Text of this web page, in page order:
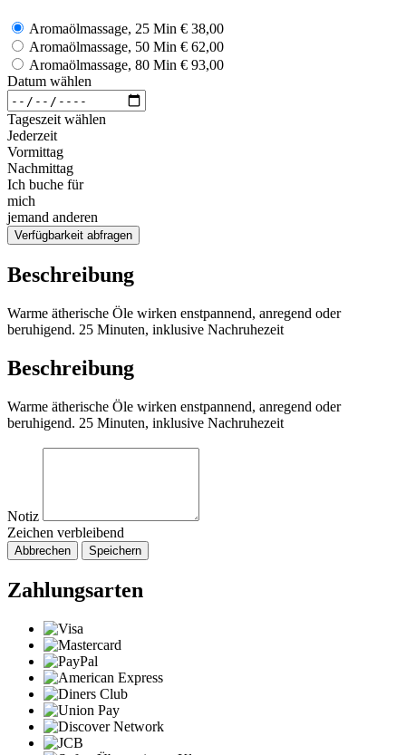
Aromaölmassage, 25 Min € 38,00
Aromaölmassage, 50 Min € 62,00
Aromaölmassage, 80 Min € 93,00
Datum wählen
Tageszeit wählen
Jederzeit
Vormittag
Nachmittag
Ich buche für
mich
jemand anderen
Verfügbarkeit abfragen
Beschreibung
Warme ätherische Öle wirken enstpannend, anregend oder
beruhigend. 25 Minuten, inklusive Nachruhezeit
Beschreibung
Warme ätherische Öle wirken enstpannend, anregend oder
beruhigend. 25 Minuten, inklusive Nachruhezeit
Notiz
Zeichen verbleibend
Abbrechen Speichern
Zahlungsarten